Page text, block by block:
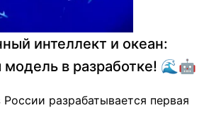
интеллект и океан:
модель в разработке! 🌊🤖
России разрабатывается первая